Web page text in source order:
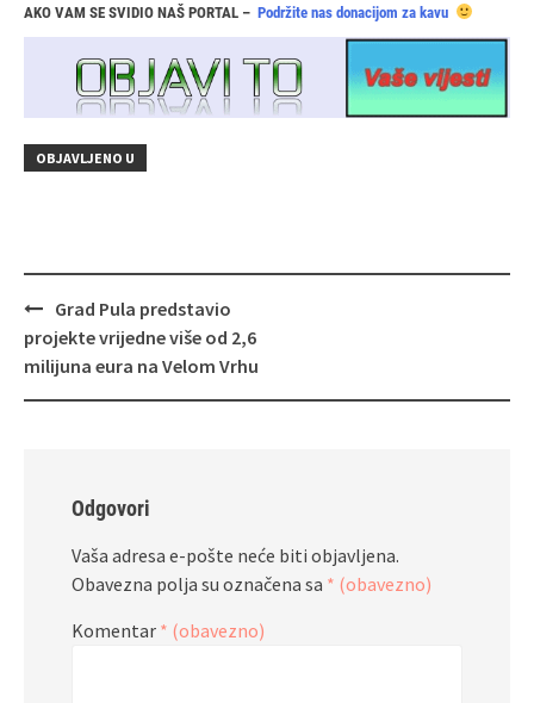
AKO VAM SE SVIDIO NAŠ PORTAL – Podržite nas donacijom za kavu
OBJAVLJENO U
Navigacija
objava
Grad Pula predstavio
projekte vrijedne više od 2,6
milijuna eura na Velom Vrhu
Odgovori
Vaša adresa e-pošte neće biti objavljena.
Obavezna polja su označena sa * (obavezno)
Komentar * (obavezno)